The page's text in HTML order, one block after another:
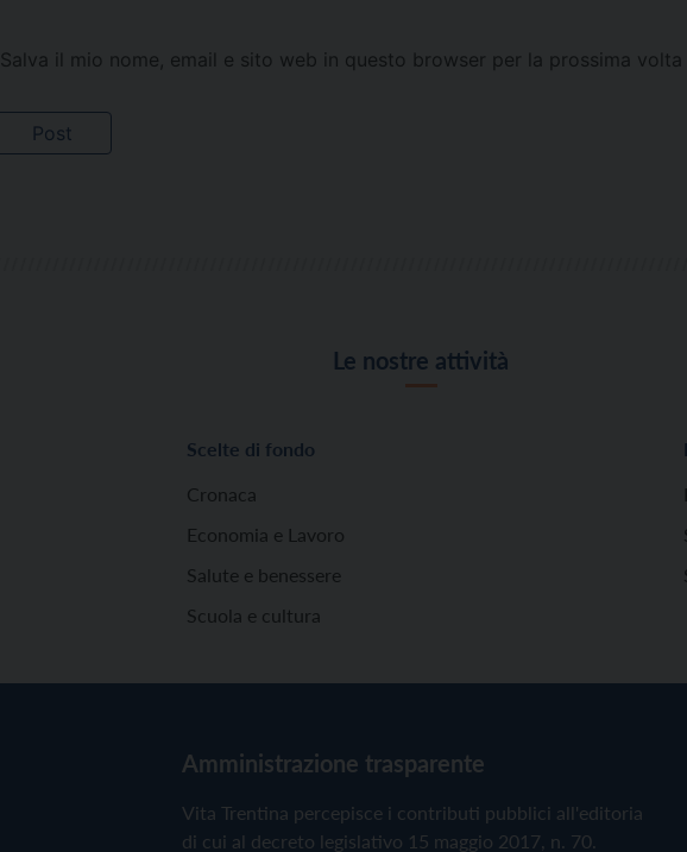
Salva il mio nome, email e sito web in questo browser per la prossima volta
Le nostre attività
Scelte di fondo
Cronaca
Economia e Lavoro
Salute e benessere
Scuola e cultura
Amministrazione trasparente
Vita Trentina percepisce i contributi pubblici all'editoria
di cui al decreto legislativo 15 maggio 2017, n. 70.